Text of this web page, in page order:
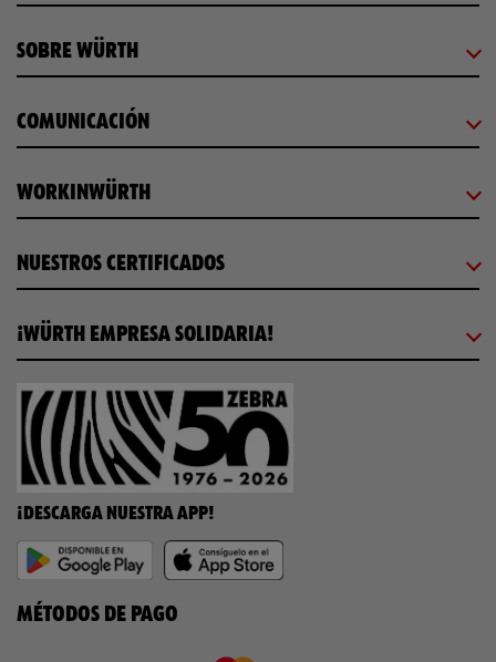
SOBRE WÜRTH
COMUNICACIÓN
WORKINWÜRTH
NUESTROS CERTIFICADOS
¡WÜRTH EMPRESA SOLIDARIA!
¡DESCARGA NUESTRA APP!
MÉTODOS DE PAGO